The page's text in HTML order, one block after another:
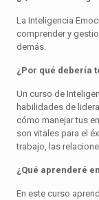
La Inteligencia
comprender y
demás.
¿Por qué debería
Un curso de
habilidades de
cómo manejar tus
son vitales para el
trabajo, las
¿Qué aprenderé
En este curso